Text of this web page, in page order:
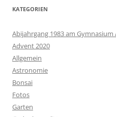
KATEGORIEN
Abijahrgang 1983 am Gymnasium
Advent 2020
Allgemein
Astronomie
Bonsai
Fotos
Garten